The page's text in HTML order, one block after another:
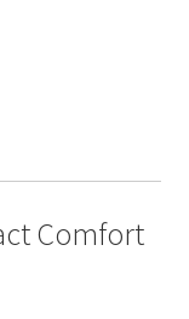
Comfort